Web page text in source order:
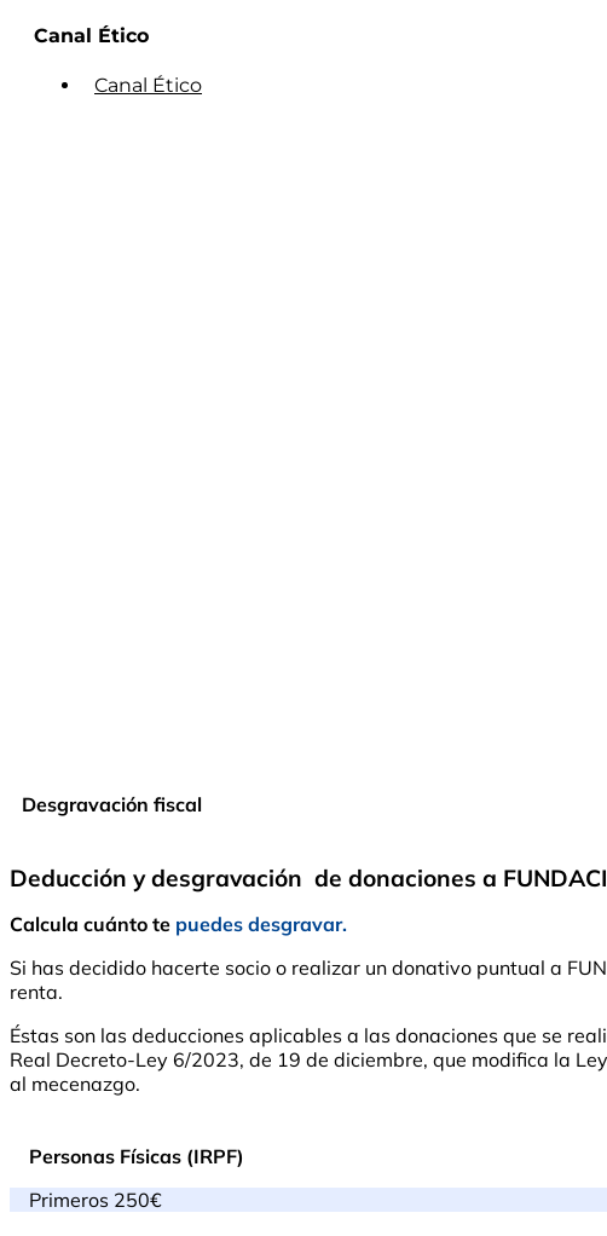
Canal Ético
Canal Ético
Desgravación fiscal
Deducción y desgravación de donaciones a
Calcula cuánto te puedes desgravar.
Si has decidido hacerte socio o realizar un donativo puntual a
renta.
Éstas son las deducciones aplicables a las donaciones que se
Real Decreto-Ley 6/2023, de 19 de diciembre, que modifica la
al mecenazgo.
Personas Físicas (IRPF)
Primeros 250€